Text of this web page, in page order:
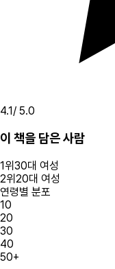
4.1/ 5.0
이 책을 담은 사람
1위30대 여성
2위20대 여성
연령별 분포
10
20
30
40
50+